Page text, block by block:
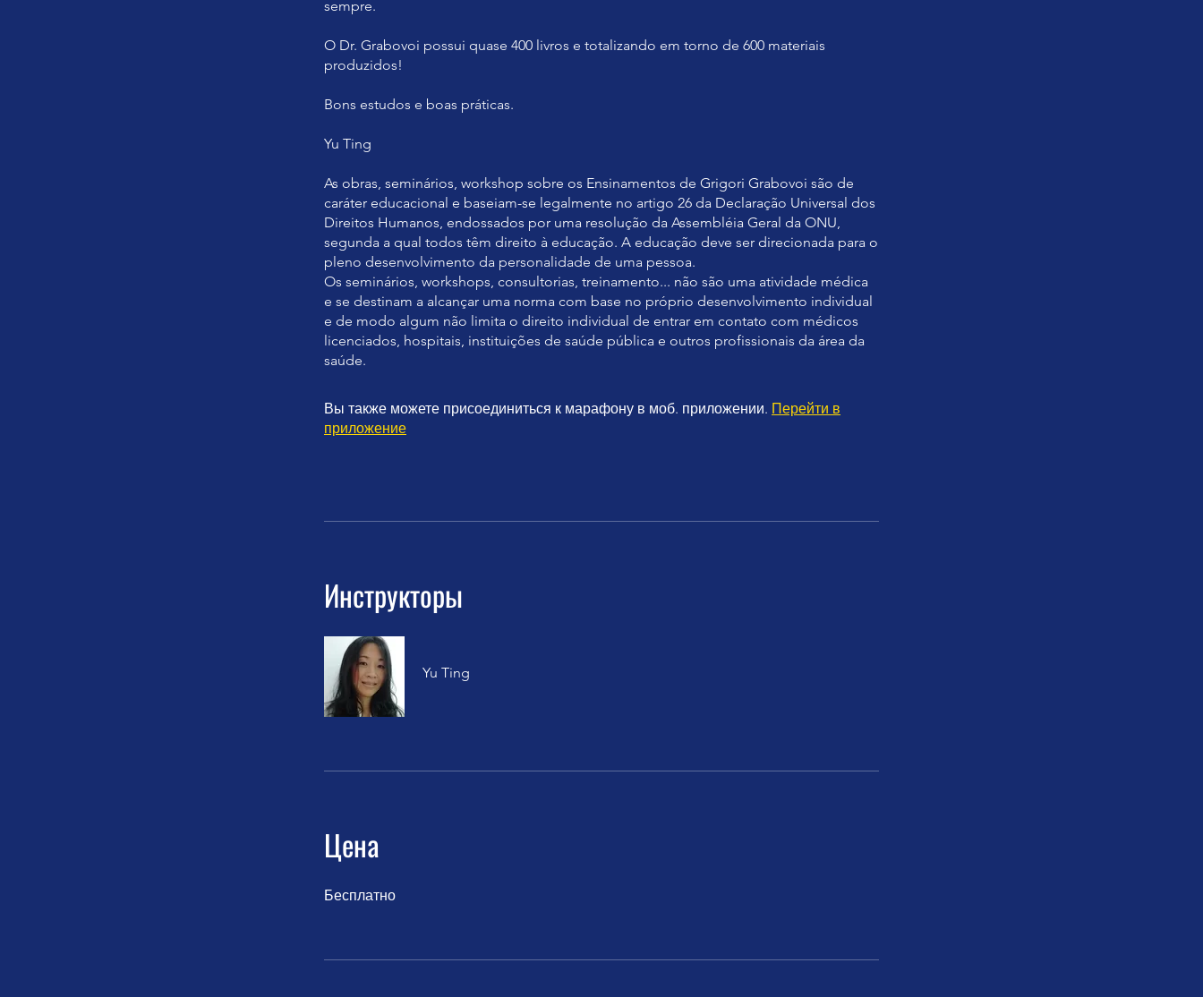
sempre.
O Dr. Grabovoi possui quase 400 livros e totalizando em torno de 600 materiais
produzidos!
Bons estudos e boas práticas.
Yu Ting
As obras, seminários, workshop sobre os Ensinamentos de Grigori Grabovoi são de
caráter educacional e baseiam-se legalmente no artigo 26 da Declaração Universal dos
Direitos Humanos, endossados por uma resolução da Assembléia Geral da ONU,
segunda a qual todos têm direito à educação. A educação deve ser direcionada para o
pleno desenvolvimento da personalidade de uma pessoa.
Os seminários, workshops, consultorias, treinamento... não são uma atividade médica
e se destinam a alcançar uma norma com base no próprio desenvolvimento individual
e de modo algum não limita o direito individual de entrar em contato com médicos
licenciados, hospitais, instituições de saúde pública e outros profissionais da área da
Вы также можете присоединиться к марафону в моб. приложении. Перейти в
приложение
Инструкторы
Yu Ting
Цена
Бесплатно